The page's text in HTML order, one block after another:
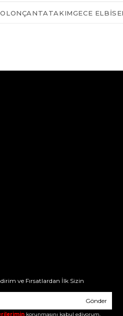
ve Fırsatlardan İlk Sizin
Gönder
korunmasını kabul ediyorum.
ÇANTATAKIMGECE